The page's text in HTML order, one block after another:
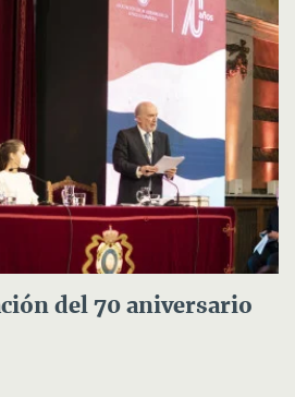
del 70 aniversario